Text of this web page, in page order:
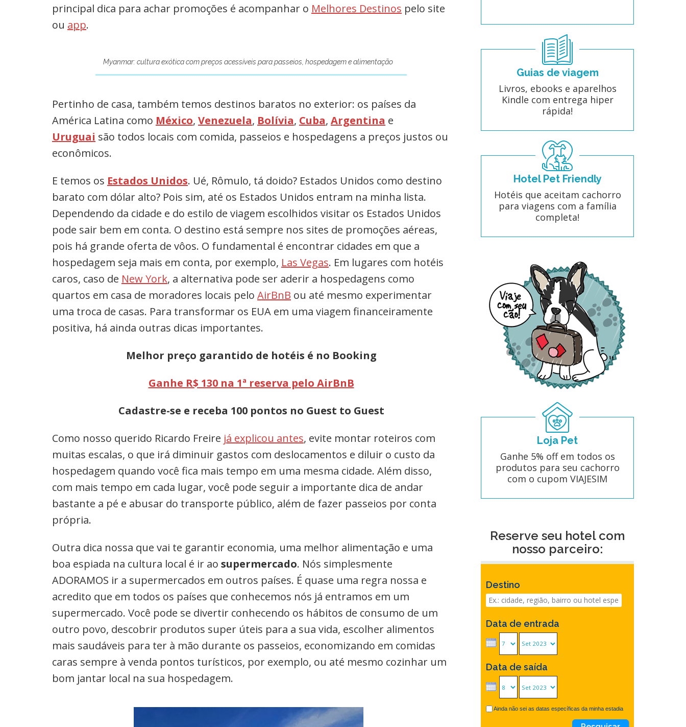
principal dica para achar promoções é acompanhar o Melhores Destinos pelo site
ou app.
Myanmar: cultura exótica com preços acessíveis para passeios, hospedagem e alimentação
Pertinho de casa, também temos destinos baratos no exterior: os países da
América Latina como México, Venezuela, Bolívia, Cuba, Argentina e
Uruguai são todos locais com comida, passeios e hospedagens a preços justos ou
econômicos.
E temos os Estados Unidos. Ué, Rômulo, tá doido? Estados Unidos como destino
barato com dólar alto? Pois sim, até os Estados Unidos entram na minha lista.
Dependendo da cidade e do estilo de viagem escolhidos visitar os Estados Unidos
pode sair bem em conta. O destino está sempre nos sites de promoções aéreas,
pois há grande oferta de vôos. O fundamental é encontrar cidades em que a
hospedagem seja mais em conta, por exemplo, Las Vegas. Em lugares com hotéis
caros, caso de New York, a alternativa pode ser aderir a hospedagens como
quartos em casa de moradores locais pelo AirBnB ou até mesmo experimentar
uma troca de casas. Para transformar os EUA em uma viagem financeiramente
positiva, há ainda outras dicas importantes.
Melhor preço garantido de hotéis é no Booking
Ganhe R$ 130 na 1ª reserva pelo AirBnB
Cadastre-se e receba 100 pontos no Guest to Guest
Como nosso querido Ricardo Freire já explicou antes, evite montar roteiros com
muitas escalas, o que irá diminuir gastos com deslocamentos e diluir o custo da
hospedagem quando você fica mais tempo em uma mesma cidade. Além disso,
com mais tempo em cada lugar, você pode seguir a importante dica de andar
bastante a pé e abusar do transporte público, além de fazer passeios por conta
própria.
Outra dica nossa que vai te garantir economia, uma melhor alimentação e uma
boa espiada na cultura local é ir ao supermercado. Nós simplesmente
ADORAMOS ir a supermercados em outros países. É quase uma regra nossa e
acredito que em todos os países que conhecemos nós já entramos em um
supermercado. Você pode se divertir conhecendo os hábitos de consumo de um
outro povo, descobrir produtos super úteis para a sua vida, escolher alimentos
mais saudáveis para ter à mão durante os passeios, economizando em comidas
caras sempre à venda pontos turísticos, por exemplo, ou até mesmo cozinhar um
bom jantar local na sua hospedagem.
Guias de viagem
Livros, ebooks e aparelhos
Kindle com entrega hiper
rápida!
Hotel Pet Friendly
Hotéis que aceitam cachorro
para viagens com a família
completa!
Loja Pet
Ganhe 5% off em todos os
produtos para seu cachorro
com o cupom VIAJESIM
Reserve seu hotel com
nosso parceiro:
Destino
Data de entrada
Data de saída
Ainda não sei as datas específicas da minha estadia